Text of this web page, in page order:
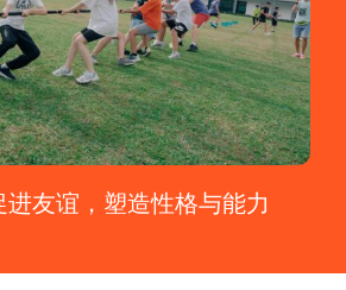
友谊，塑造性格与能力